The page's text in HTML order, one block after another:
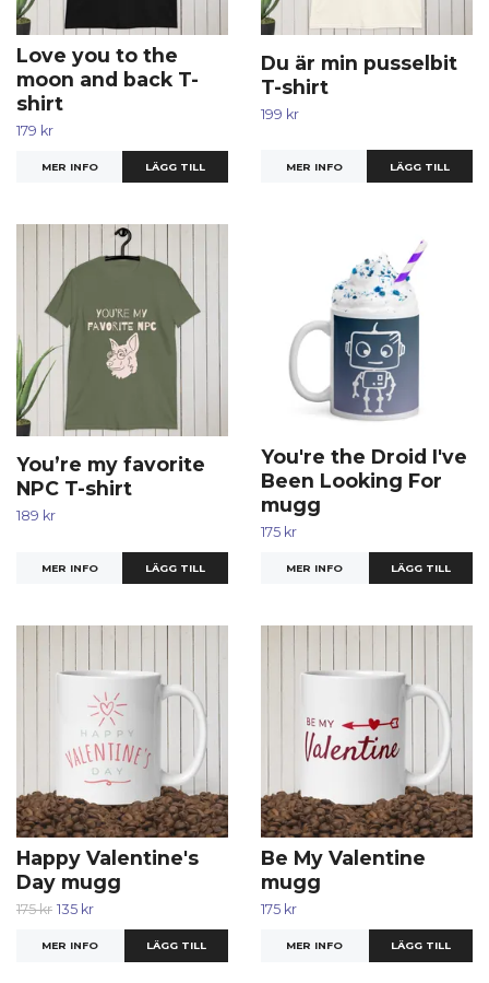
Love you to the
moon and back T-
shirt
179 kr
MER INFO LÄGG TILL
Du är min pusselbit
T-shirt
199 kr
MER INFO LÄGG TILL
You’re my favorite
NPC T-shirt
189 kr
MER INFO LÄGG TILL
You're the Droid I've
Been Looking For
mugg
175 kr
MER INFO
Happy Valentine's
Day mugg
175 kr 135 kr
MER INFO
Be My Valentine
mugg
175 kr
MER INFO